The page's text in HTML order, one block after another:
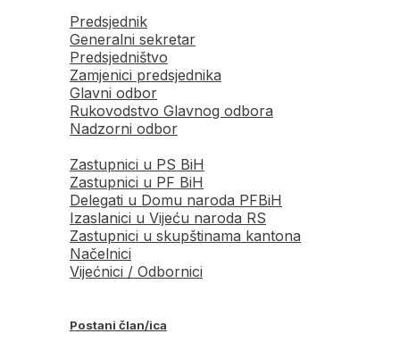
Predsjednik
Generalni sekretar
Predsjedništvo
Zamjenici predsjednika
Glavni odbor
Rukovodstvo Glavnog odbora
Nadzorni odbor
Zastupnici u PS BiH
Zastupnici u PF BiH
Delegati u Domu naroda PFBiH
Izaslanici u Vijeću naroda RS
Zastupnici u skupštinama kantona
Načelnici
Vijećnici / Odbornici
Postani član/ica